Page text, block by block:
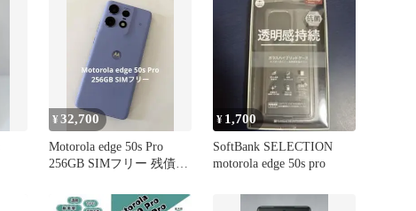
¥32,700
Motorola edge 50s Pro
256GB SIMフリー 残債な
¥ 1,700
SoftBank SELECTION
motorola edge 50s pro